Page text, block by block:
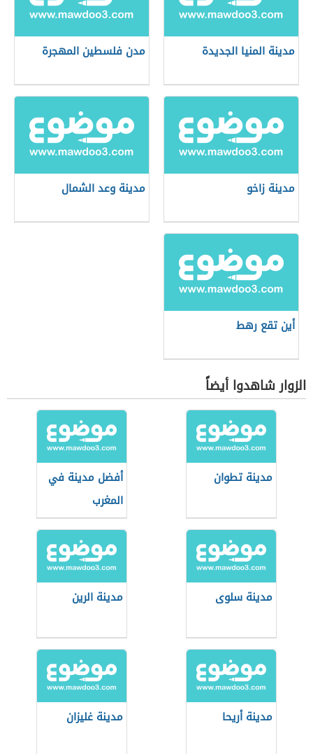
مدينة المنيا الجديدة مدن فلسطين المهجرة
مدينة زاخو مدينة وعد الشمال
أين تقع رهط
الزوار شاهدوا أيضاً
مدينة تطوان
أفضل مدينة في
المغرب
مدينة سلوى مدينة الرين
مدينة أريحا مدينة غليزان